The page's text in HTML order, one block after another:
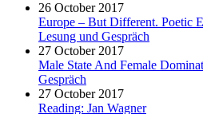
26 October 2017
Europe – But Different. Poetic
Lesung und Gespräch
27 October 2017
Male State And Female
Gespräch
27 October 2017
Reading: Jan Wagner